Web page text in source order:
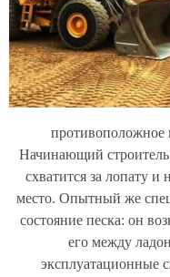
противоположное
Начинающий
схватится за лопату и
место. Опытный же
состояние песка: он
его между
эксплуатационные